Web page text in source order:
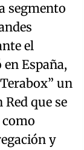
segmento
el
España,
un
que se
y